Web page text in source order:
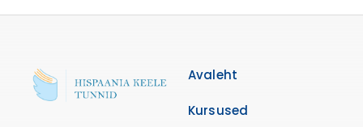
Avaleht
Kursused